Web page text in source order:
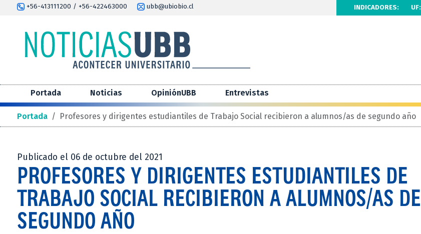
+56-413111200 / +56-422463000 ubb@ubiobio.cl INDICADORES: UF:
Portada Noticias OpiniónUBB Entrevistas
Portada / Profesores y dirigentes estudiantiles de Trabajo Social recibieron a alumnos/as de segundo año
Publicado el 06 de octubre del 2021
PROFESORES Y DIRIGENTES ESTUDIANTILES DE
TRABAJO SOCIAL RECIBIERON A ALUMNOS/AS DE
SEGUNDO AÑO